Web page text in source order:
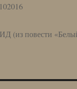
(из повести